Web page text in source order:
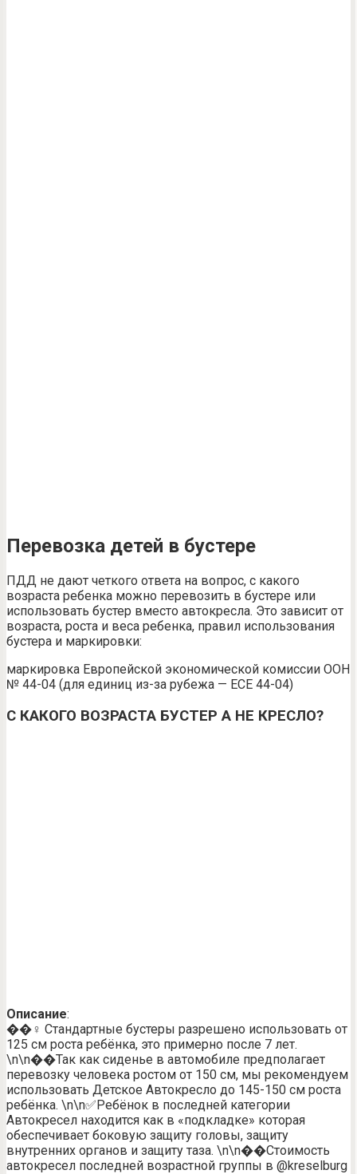
Перевозка детей в бустере
ПДД не дают четкого ответа на вопрос, с какого
возраста ребенка можно перевозить в бустере или
использовать бустер вместо автокресла. Это зависит от
возраста, роста и веса ребенка, правил использования
бустера и маркировки:
маркировка Европейской экономической комиссии ООН
№ 44-04 (для единиц из-за рубежа — ECE 44-04)
С КАКОГО ВОЗРАСТА БУСТЕР А НЕ КРЕСЛО?
Описание:
��‍♀️ Стандартные бустеры разрешено использовать от
125 см роста ребёнка, это примерно после 7 лет.
\n\n��Так как сиденье в автомобиле предполагает
перевозку человека ростом от 150 см, мы рекомендуем
использовать Детское Автокресло до 145-150 см роста
ребёнка. \n\n✅Ребёнок в последней категории
Автокресел находится как в «подкладке» которая
обеспечивает боковую защиту головы, защиту
внутренних органов и защиту таза. \n\n��Стоимость
автокресел последней возрастной группы в @kreselburg